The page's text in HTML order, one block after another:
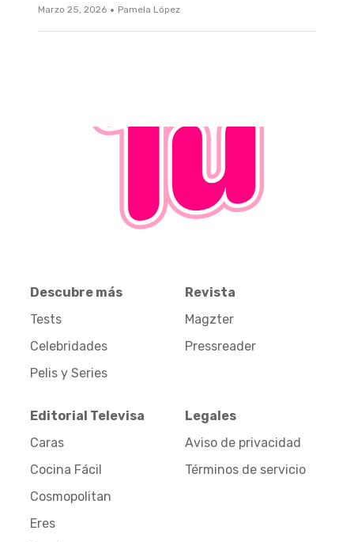
Marzo 25, 2026 · Pamela López
Descubre más
Tests
Celebridades
Pelis y Series
Revista
Magzter
Pressreader
Editorial Televisa
Caras
Cocina Fácil
Cosmopolitan
Eres
Legales
Aviso de privacidad
Términos de servicio